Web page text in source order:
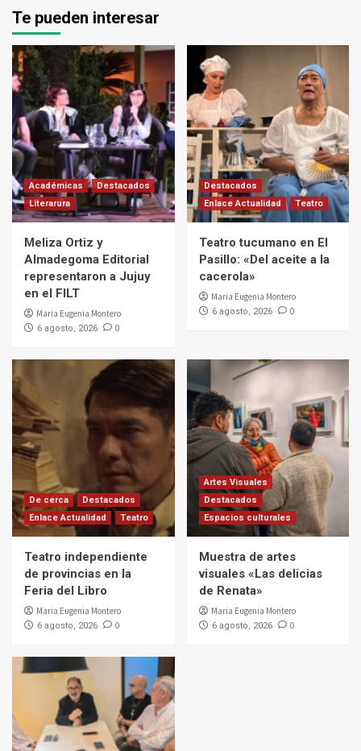
Te pueden interesar
Académicas
Destacados
Literarura
Meliza Ortiz y
Almadegoma Editorial
representaron a Jujuy
en el FILT
Maria Eugenia Montero
6 agosto, 2026 0
Destacados
Enlace Actualidad
Teatro
Teatro tucumano en El
Pasillo: «Del aceite a la
cacerola»
Maria Eugenia Montero
6 agosto, 2026 0
De cerca
Destacados
Enlace Actualidad
Teatro
Teatro independiente
de provincias en la
Feria del Libro
Maria Eugenia Montero
6 agosto, 2026 0
Artes Visuales
Destacados
Espacios culturales
Muestra de artes
visuales «Las delicias
de Renata»
Maria Eugenia Montero
6 agosto, 2026 0